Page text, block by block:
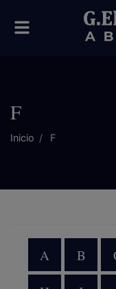
Alternar
navegación
F
Inicio F
A B